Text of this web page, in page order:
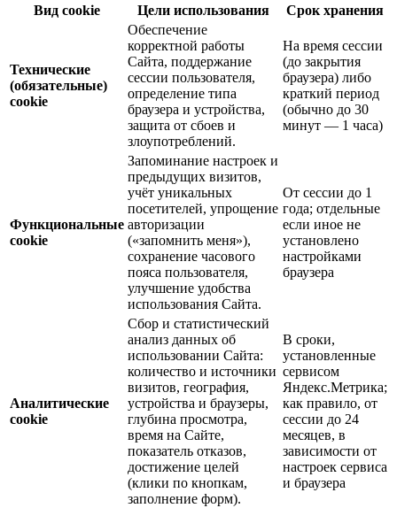
Вид cookie Цели использования Срок хранения
Технические
(обязательные)
cookie
Обеспечение
корректной работы
Сайта, поддержание
сессии пользователя,
определение типа
браузера и устройства,
защита от сбоев и
злоупотреблений.
На время сессии
(до закрытия
браузера) либо
краткий период
(обычно до 30
минут — 1 часа)
Функциональные
cookie
Запоминание настроек и
предыдущих визитов,
учёт уникальных
посетителей, упрощение
авторизации
(«запомнить меня»),
сохранение часового
пояса пользователя,
улучшение удобства
использования Сайта.
От сессии до 1
года; отдельные
если иное не
установлено
настройками
браузера
Аналитические
cookie
Сбор и статистический
анализ данных об
использовании Сайта:
количество и источники
визитов, география,
устройства и браузеры,
глубина просмотра,
время на Сайте,
показатель отказов,
достижение целей
(клики по кнопкам,
заполнение форм).
В сроки,
установленные
сервисом
Яндекс.Метрика;
как правило, от
сессии до 24
месяцев, в
зависимости от
настроек сервиса
и браузера